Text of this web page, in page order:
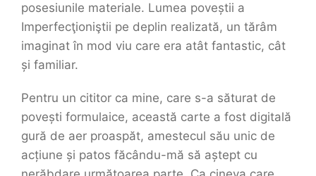
posesiunile materiale. Lumea poveștii a
Imperfecţioniştii pe deplin realizată, un tărâm
imaginat în mod viu care era atât fantastic, cât
și familiar.
Pentru un cititor ca mine, care s-a săturat de
povești formulaice, această carte a fost digitală
gură de aer proaspăt, amestecul său unic de
acțiune și patos făcându-mă să aștept cu